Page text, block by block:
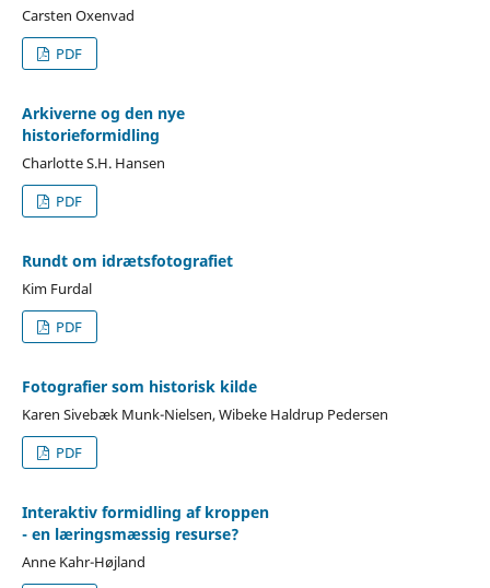
Carsten Oxenvad
PDF
Arkiverne og den nye
historieformidling
Charlotte S.H. Hansen
PDF
Rundt om idrætsfotografiet
Kim Furdal
PDF
Fotografier som historisk kilde
Karen Sivebæk Munk-Nielsen, Wibeke Haldrup Pedersen
PDF
Interaktiv formidling af kroppen
- en læringsmæssig resurse?
Anne Kahr-Højland